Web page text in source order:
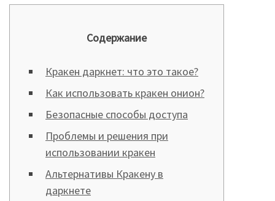
Содержание
Кракен даркнет: что это такое?
Как использовать кракен онион?
Безопасные способы доступа
Проблемы и решения при
использовании кракен
Альтернативы Кракену в
даркнете